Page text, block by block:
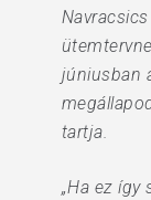
júniusban
tartja.
„Ha ez